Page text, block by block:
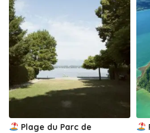
Plage du Parc de